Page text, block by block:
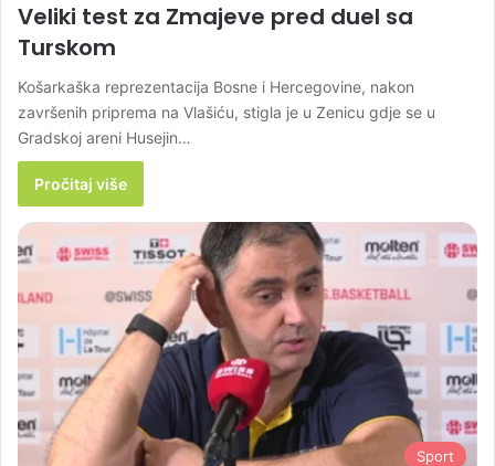
Veliki test za Zmajeve pred duel sa
Turskom
Košarkaška reprezentacija Bosne i Hercegovine, nakon
završenih priprema na Vlašiću, stigla je u Zenicu gdje se u
Gradskoj areni Husejin…
Pročitaj više
Sport